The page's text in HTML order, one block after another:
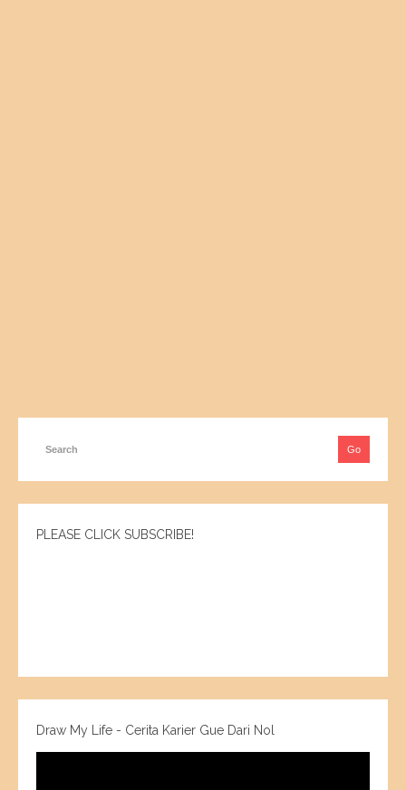
PLEASE CLICK SUBSCRIBE!
Draw My Life - Cerita Karier Gue Dari Nol